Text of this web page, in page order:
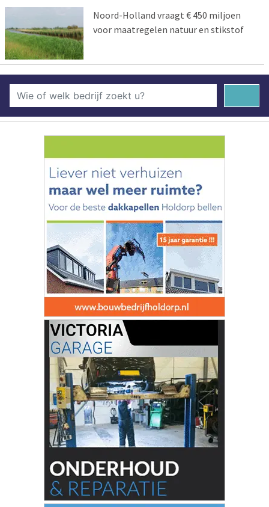
Noord-Holland vraagt € 450 miljoen
voor maatregelen natuur en stikstof